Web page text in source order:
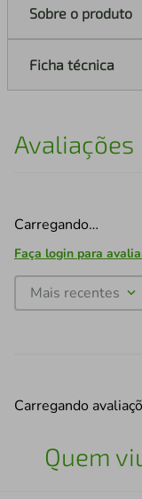
Sobre o produto
Ficha técnica
Avaliações
Carregando…
Faça login para
Mais recentes
Carregando
Quem